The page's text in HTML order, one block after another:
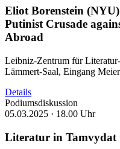
Eliot Borenstein
Putinist Crusade
Abroad
Leibniz-Zentrum für
Lämmert-Saal, Eingang
Details
Podiumsdiskussion
05.03.2025 · 18.00 Uhr
Literatur in Tamvydat